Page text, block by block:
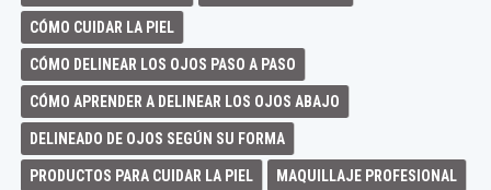
CÓMO CUIDAR LA PIEL
CÓMO DELINEAR LOS OJOS PASO A PASO
CÓMO APRENDER A DELINEAR LOS OJOS ABAJO
DELINEADO DE OJOS SEGÚN SU FORMA
PRODUCTOS PARA CUIDAR LA PIEL MAQUILLAJE PROFESIONAL